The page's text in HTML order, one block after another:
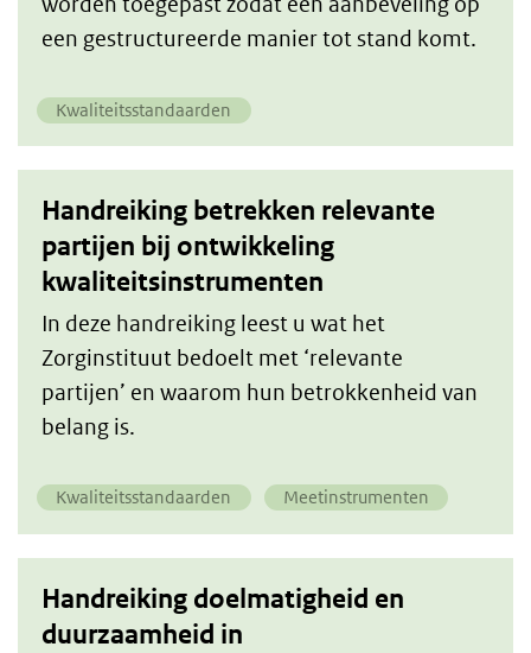
een gestructureerde manier tot stand komt.
Kwaliteitsstandaarden
Handreiking betrekken relevante
partijen bij ontwikkeling
kwaliteitsinstrumenten
In deze handreiking leest u wat het
Zorginstituut bedoelt met ‘relevante
partijen’ en waarom hun betrokkenheid van
belang is.
Kwaliteitsstandaarden Meetinstrumenten
Handreiking doelmatigheid en
duurzaamheid in